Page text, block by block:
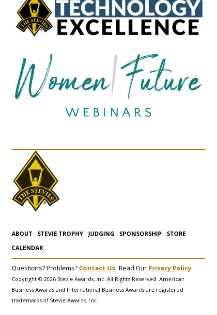
ABOUT STEVIE TROPHY JUDGING SPONSORSHIP
STORE
CALENDAR
Questions? Problems? Contact Us. Read Our Privacy Policy
Copyright © 2026 Stevie Awards, Inc. All Rights Reserved. American
Business Awards and International Business Awards are registered
trademarks of Stevie Awards, Inc.